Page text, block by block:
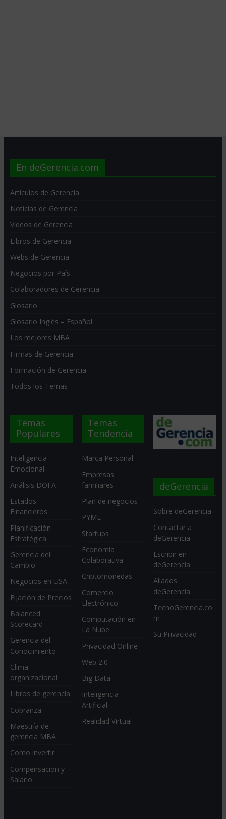
En deGerencia.com
Artículos de Gerencia
Noticias de Gerencia
Videos de Gerencia
Libros de Gerencia
Webs de Gerencia
Negocios por País
Colaboradores de Gerencia
Glosario
Glosario Inglés – Español
Los mejores MBA
Firmas de Gerencia
Formación de Gerencia
Todos los Temas
Temas
Populares
Inteligencia
Emocional
Análisis DOFA
Estados
Financieros
Planificación
Estratégica
Gerencia del
Cambio
Negocios en USA
Fijación de Precios
Balanced
Scorecard
Gerencia del
Conocimiento
Clima
organizacional
Libros de gerencia
Cobranza
Maestría de
gerencia MBA
Como invertir
Compensacion y
Salario
Temas
Tendencia
Marca Personal
Empresas
familiares
Plan de negocios
PYME
Startups
Economia
Colaborativa
Criptomonedas
Comercio
Electrónico
Computación en
La Nube
Privacidad Online
Web 2.0
Big Data
Inteligencia
Artificial
Realidad Virtual
deGerencia
Sobre deGerencia
Contactar a
deGerencia
Escribir en
deGerencia
Aliados
deGerencia
TecnoGerencia.co
m
Su Privacidad